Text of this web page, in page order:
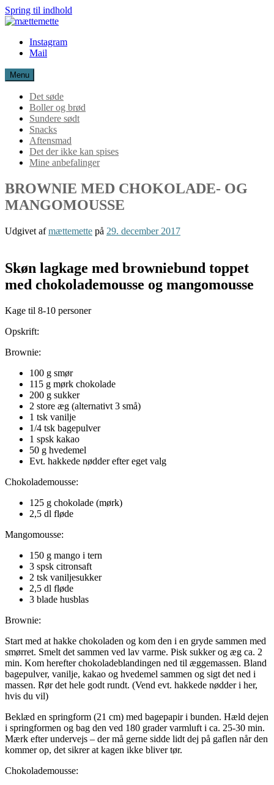
Spring til indhold
mættemetteInstagram
Mail
Menu
Det søde
Boller og brød
Sundere sødt
Snacks
Aftensmad
Det der ikke kan spises
Mine anbefalinger
BROWNIE MED CHOKOLADE- OG
MANGOMOUSSE
Udgivet afmættemette på 29. december 2017
Skøn lagkage med browniebund toppet
med chokolademousse og mangomousse
Kage til 8-10 personer
Opskrift:
Brownie:
100 g smør
115 g mørk chokolade
200 g sukker
2 store æg (alternativt 3 små)
1 tsk vanilje
1/4 tsk bagepulver
1 spsk kakao
50 g hvedemel
Evt. hakkede nødder efter eget valg
Chokolademousse:
125 g chokolade (mørk)
2,5 dl fløde
Mangomousse:
150 g mango i tern
3 spsk citronsaft
2 tsk vaniljesukker
2,5 dl fløde
3 blade husblas
Brownie:
Start med at hakke chokoladen og kom den i en gryde sammen med
smørret. Smelt det sammen ved lav varme. Pisk sukker og æg ca. 2
min. Kom herefter chokoladeblandingen ned til æggemassen. Bland
bagepulver, vanilje, kakao og hvedemel sammen og sigt det ned i
massen. Rør det hele godt rundt. (Vend evt. hakkede nødder i her,
hvis du vil)
Beklæd en springform (21 cm) med bagepapir i bunden. Hæld dejen
i springformen og bag den ved 180 grader varmluft i ca. 25-30 min.
Mærk efter undervejs – der må gerne sidde lidt dej på gaflen når den
kommer op, det sikrer at kagen ikke bliver tør.
Chokolademousse: